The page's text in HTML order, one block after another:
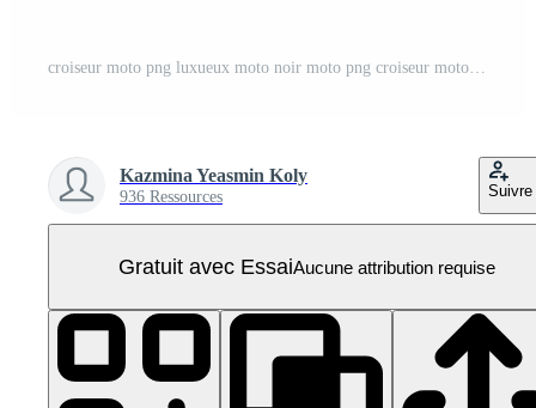
croiseur moto png luxueux moto noir moto png croiseur moto transparent Contexte ai généré PNG Pro
Kazmina Yeasmin Koly
936 Ressources Suivre
Gratuit avec EssaiAucune attribution requise